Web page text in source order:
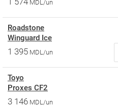
MDL/un
Roadstone
Winguard Ice
1 395 MDL/un
Toyo
Proxes CF2
3 146 MDL/un